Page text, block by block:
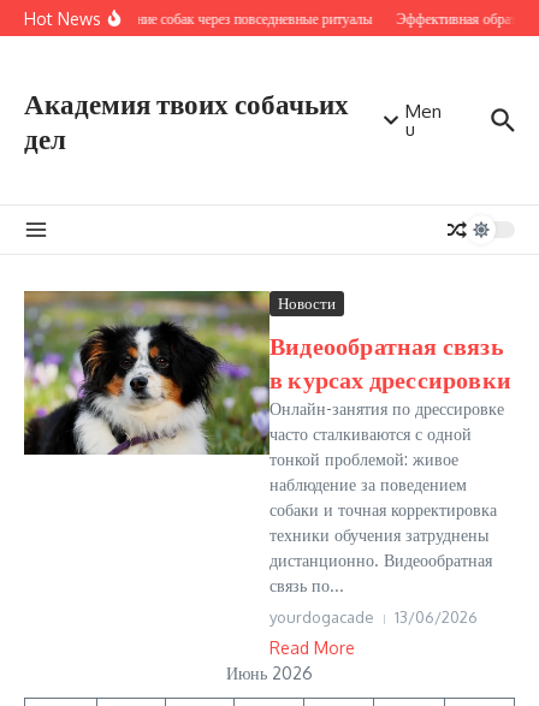
Перейти к содержанию
Hot NewsОбучение собак через повседневные ритуалы Эффективная обратная
Академия твоих собачьих
дел
Men
u
Новости
Видеообратная связь
в курсах дрессировки
Онлайн-занятия по дрессировке
часто сталкиваются с одной
тонкой проблемой: живое
наблюдение за поведением
собаки и точная корректировка
техники обучения затруднены
дистанционно. Видеообратная
связь по...
yourdogacade 13/06/2026
Read More
Июнь 2026